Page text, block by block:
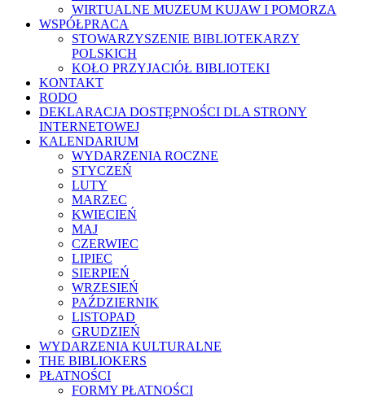
WIRTUALNE MUZEUM KUJAW I POMORZA
WSPÓŁPRACA
STOWARZYSZENIE BIBLIOTEKARZY
POLSKICH
KOŁO PRZYJACIÓŁ BIBLIOTEKI
KONTAKT
RODO
DEKLARACJA DOSTĘPNOŚCI DLA STRONY
INTERNETOWEJ
KALENDARIUM
WYDARZENIA ROCZNE
STYCZEŃ
LUTY
MARZEC
KWIECIEŃ
MAJ
CZERWIEC
LIPIEC
SIERPIEŃ
WRZESIEŃ
PAŹDZIERNIK
LISTOPAD
GRUDZIEŃ
WYDARZENIA KULTURALNE
THE BIBLIOKERS
PŁATNOŚCI
FORMY PŁATNOŚCI